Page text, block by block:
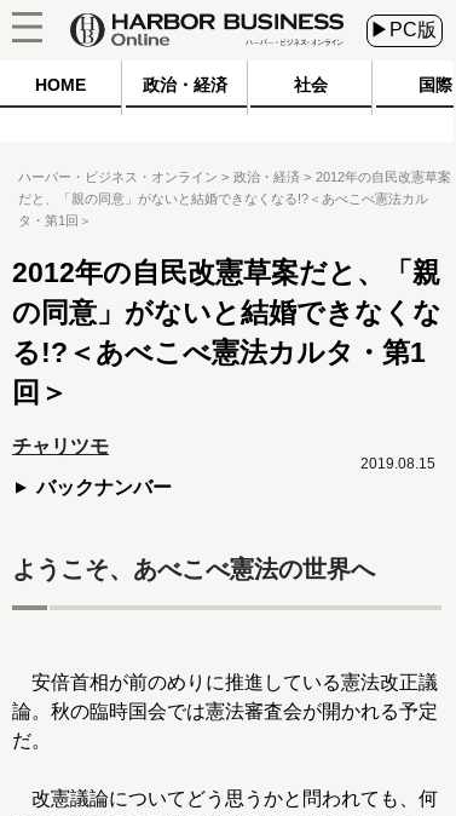
▶PC版
HOME 政治・経済 社会 国際
ハーバー・ビジネス・オンライン 政治・経済
2012年の自民改憲草案
だと、「親の同意」がないと結婚できなくなる!?＜あべこべ憲法カル
タ・第1回＞
2012年の自民改憲草案だと、「親
の同意」がないと結婚できなくな
る!?＜あべこべ憲法カルタ・第1
回＞
チャリツモ
バックナンバー
2019.08.15
ようこそ、あべこべ憲法の世界へ
安倍首相が前のめりに推進している憲法改正議
論。秋の臨時国会では憲法審査会が開かれる予定
だ。
改憲議論についてどう思うかと問われても、何